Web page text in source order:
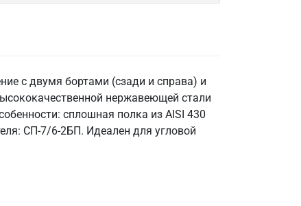
с двумя бортами (сзади и справа) и
нержавеющей стали
сплошная полка из AISI 430
СП-7/6-2БП. Идеален для угловой